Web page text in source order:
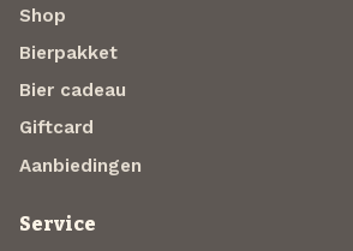
Shop
Bierpakket
Bier cadeau
Giftcard
Aanbiedingen
Service